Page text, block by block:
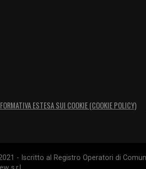
ESTESA SUI COOKIE (COOKIE POLICY)
- Iscritto al Registro Operatori di